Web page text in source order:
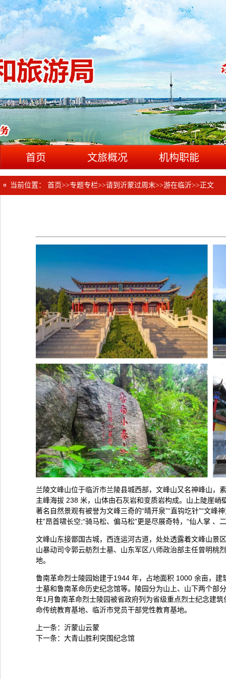
首页 文旅概况 机构职能
当前位置： 首页>>专题专栏>>请到沂蒙过周末>>游在临沂>> 正文
兰陵文峰山位于临沂市兰陵县城西部，文峰山又名神峰山，
主峰海拔 238 米，山体由石灰岩和变质岩构成。山上陡崖
著名自然景观有被誉为文峰三奇的“晴开泉”“直钩圪针”“文峰
柱”昂首啸长空;“骑马松、偏马松”更是尽展奇特，“仙人掌 、
文峰山东接鄫国古城，西连运河古道，处处透露着文峰山景
山暴动司令郭云舫烈士墓、山东军区八师政治部主任曾明桃
地。
鲁南革命烈士陵园始建于1944 年，占地面积 1000 余亩，
士墓和鲁南革命历史纪念馆等。陵园分为山上、山下两个部
年1月鲁南革命烈士陵园被省政府列为省级重点烈士纪念建
命传统教育基地、临沂市党员干部党性教育基地。
上一条： 沂蒙山云蒙
下一条： 大青山胜利突围纪念馆